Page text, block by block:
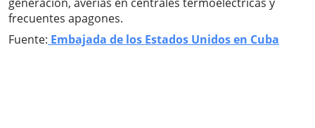
frecuentes apagones.
Fuente: Embajada de los Estados Unidos en Cuba